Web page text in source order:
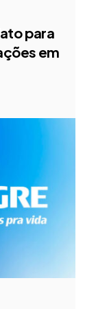
para
em